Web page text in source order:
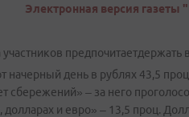
Электронная версия
предпочитаетдержать
начерный день в рублях 43,5
сбережений» – за него
и евро» – 13,5 проц.